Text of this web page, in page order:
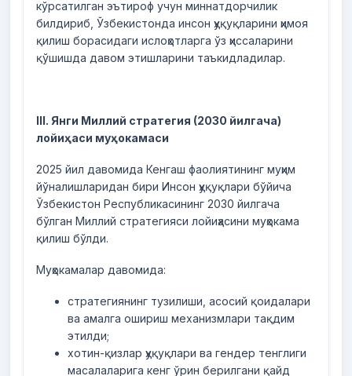
кўрсатилган эътироф учун миннатдорчилик
билдириб, Ўзбекистонда инсон ҳуқуқларини ҳимоя
қилиш борасидаги ислоҳотларга ўз ҳиссаларини
қўшишда давом этишларини таъкидладилар.
III. Янги Миллий стратегия (2030 йилгача)
лойиҳаси муҳокамаси
2025 йил давомида Кенгаш фаолиятининг муҳим
йўналишларидан бири Инсон ҳуқуқлари бўйича
Ўзбекистон Республикасининг 2030 йилгача
бўлган Миллий стратегияси лойиҳасини муҳокама
қилиш бўлди.
Муҳокамалар давомида:
стратегиянинг тузилиши, асосий қоидалари
ва амалга ошириш механизмлари тақдим
этилди;
хотин-қизлар ҳуқуқлари ва гендер тенглиги
масалаларига кенг ўрин берилгани қайд